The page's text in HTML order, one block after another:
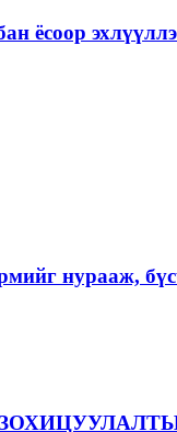
ёсоор
нурааж,